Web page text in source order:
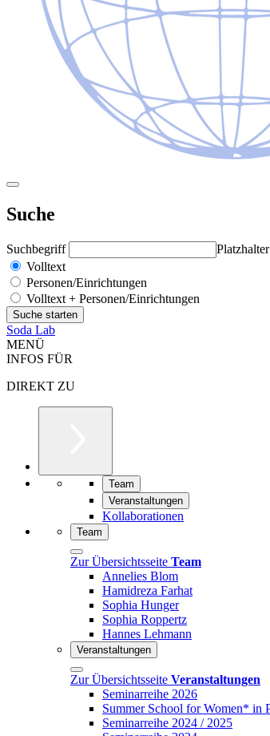
Suche
Suchbegriff
Volltext
Personen/Einrichtungen
Volltext + Personen/Einrichtungen
Soda Lab
MENÜ
INFOS FÜR
DIREKT ZU
Team
Veranstaltungen
Kollaborationen
Team
Zur Übersichtsseite Team
Annelies Blom
Hamidreza Farhat
Sophia Hunger
Sophia Roppertz
Hannes Lehmann
Veranstaltungen
Zur Übersichtsseite Veranstaltungen
Seminarreihe 2026
Summer School for Women* in
Seminarreihe 2024 / 2025